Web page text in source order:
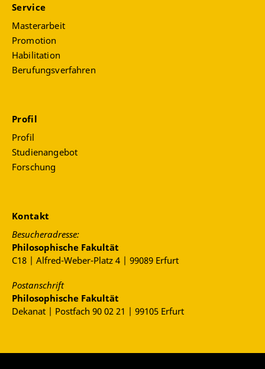
Service
Masterarbeit
Promotion
Habilitation
Berufungsverfahren
Profil
Profil
Studienangebot
Forschung
Kontakt
Besucheradresse:
Philosophische Fakultät
C18 | Alfred-Weber-Platz 4 | 99089 Erfurt
Postanschrift
Philosophische Fakultät
Dekanat | Postfach 90 02 21 | 99105 Erfurt